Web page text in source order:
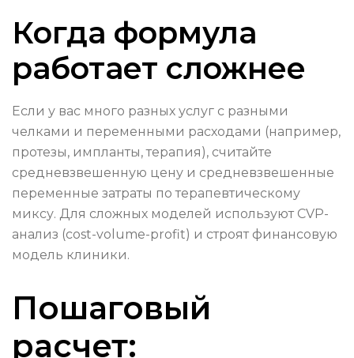
Когда формула
работает сложнее
Если у вас много разных услуг с разными
челками и переменными расходами (например,
протезы, импланты, терапия), считайте
средневзвешенную цену и средневзвешенные
переменные затраты по терапевтическому
миксу. Для сложных моделей используют CVP-
анализ (cost-volume-profit) и строят финансовую
модель клиники.
Пошаговый
расчет: